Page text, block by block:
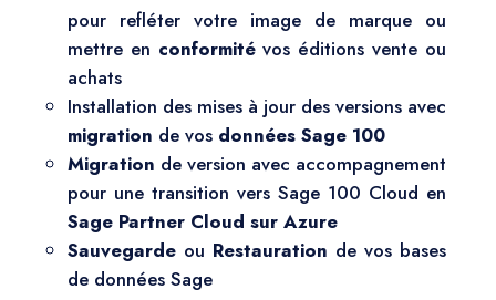
pour refléter votre image de marque ou
mettre en conformitévos éditions vente ou
achats
Installation des mises à jour des versions avec
migration de vos données Sage 100
Migration de version avec accompagnement
pour une transition vers Sage 100 Cloud en
Sage Partner Cloud sur Azure
Sauvegardeou Restauration de vos bases
de données Sage